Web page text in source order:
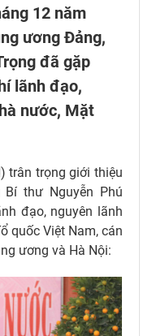
12 năm
ương Đảng,
đã gặp
lãnh đạo,
nước, Mặt
trân trọng giới thiệu
thư Nguyễn Phú
đạo, nguyên lãnh
quốc Việt Nam, cán
ương và Hà Nội: